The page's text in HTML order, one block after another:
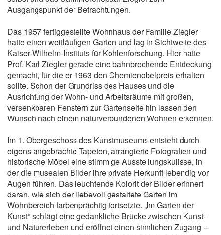
Ausgangspunkt der Betrachtungen.
Das 1957 fertiggestellte Wohnhaus der Familie Ziegler
hatte einen weitläufigen Garten und lag in Sichtweite des
Kaiser-Wilhelm-Instituts für Kohlenforschung. Hier hatte
Prof. Karl Ziegler gerade eine bahnbrechende Entdeckung
gemacht, für die er 1963 den Chemienobelpreis erhalten
sollte. Schon der Grundriss des Hauses und die
Ausrichtung der Wohn- und Arbeitsräume mit großen,
versenkbaren Fenstern zur Gartenseite hin lassen den
Wunsch nach einem naturverbundenen Wohnen erkennen.
Im 1. Obergeschoss des Kunstmuseums entsteht durch
eigens angebrachte Tapeten, arrangierte Fotografien und
historische Möbel eine stimmige Ausstellungskulisse, in
der die musealen Bilder ihre private Herkunft lebendig vor
Augen führen. Das leuchtende Kolorit der Bilder erinnert
daran, wie sich der liebevoll gestaltete Garten im
Wohnbereich farbenprächtig fortsetzte. „Im Garten der
Kunst“ schlägt eine gedankliche Brücke zwischen Kunst-
und Naturerleben und eröffnet einen sinnlichen Zugang –